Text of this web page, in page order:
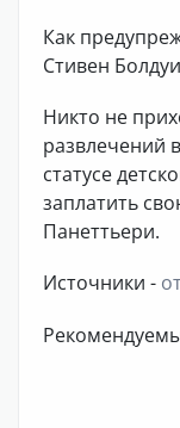
Как
Стивен
Никто не
развлечений
статусе
заплатить
Панеттьери.
Источники -